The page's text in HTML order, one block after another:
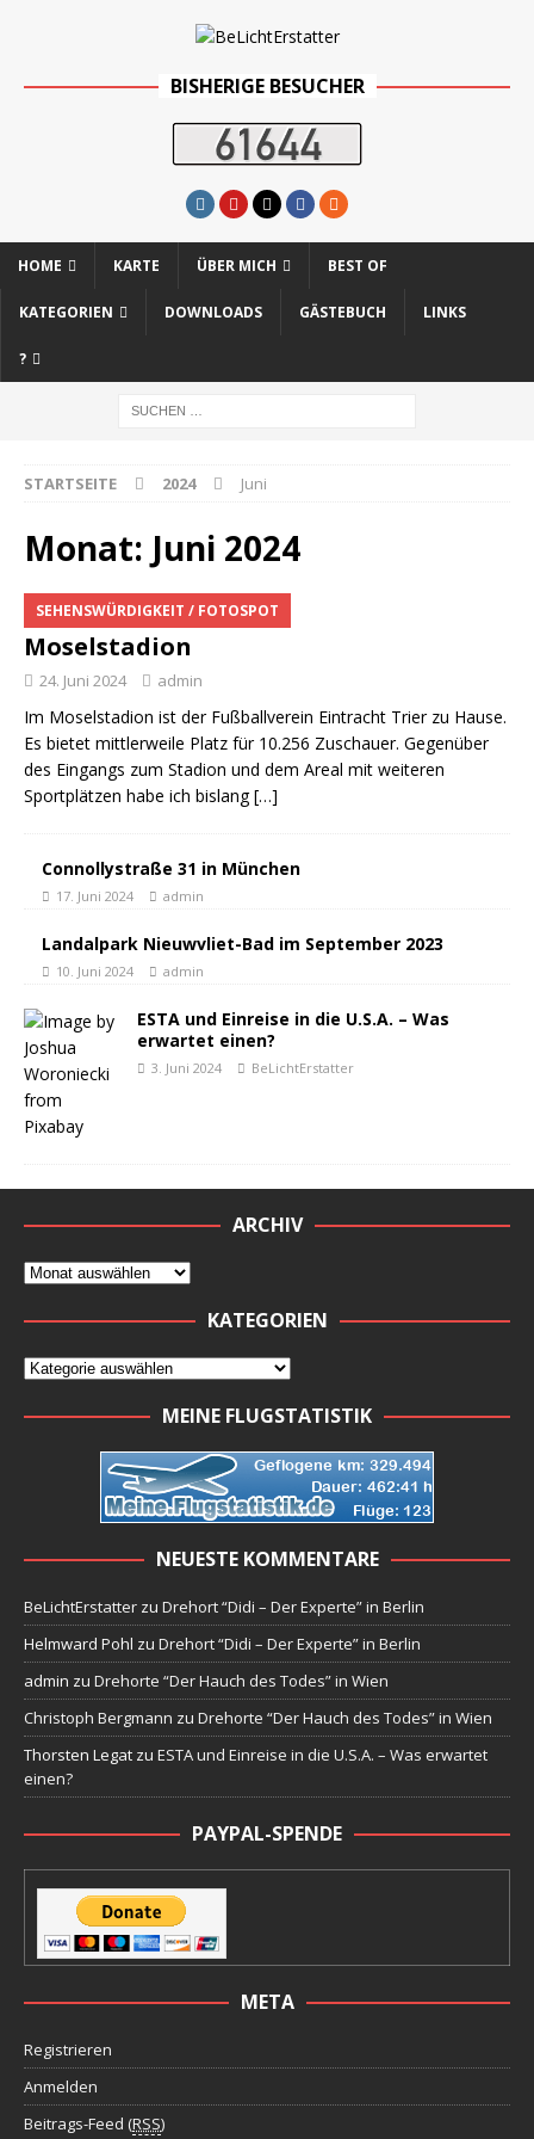
BISHERIGE BESUCHER
HOME KARTE ÜBER MICH BEST OF
KATEGORIEN DOWNLOADS GÄSTEBUCH LINKS
?
STARTSEITE 2024 Juni
Monat: Juni 2024
SEHENSWÜRDIGKEIT / FOTOSPOT
Moselstadion
24. Juni 2024 admin
Im Moselstadion ist der Fußballverein Eintracht Trier zu Hause.
Es bietet mittlerweile Platz für 10.256 Zuschauer. Gegenüber
des Eingangs zum Stadion und dem Areal mit weiteren
Sportplätzen habe ich bislang[…]
Connollystraße 31 in München
17. Juni 2024 admin
Landalpark Nieuwvliet-Bad im September 2023
10. Juni 2024 admin
ESTA und Einreise in die U.S.A. – Was
erwartet einen?
3. Juni 2024 BeLichtErstatter
ARCHIV
KATEGORIEN
MEINE FLUGSTATISTIK
NEUESTE KOMMENTARE
BeLichtErstatter zu Drehort “Didi – Der Experte” in Berlin
Helmward Pohl zu Drehort “Didi – Der Experte” in Berlin
admin zu Drehorte “Der Hauch des Todes” in Wien
Christoph Bergmann zu Drehorte “Der Hauch des Todes” in Wien
Thorsten Legat zu ESTA und Einreise in die U.S.A. – Was erwartet
einen?
PAYPAL-SPENDE
META
Registrieren
Anmelden
Beitrags-Feed (RSS)